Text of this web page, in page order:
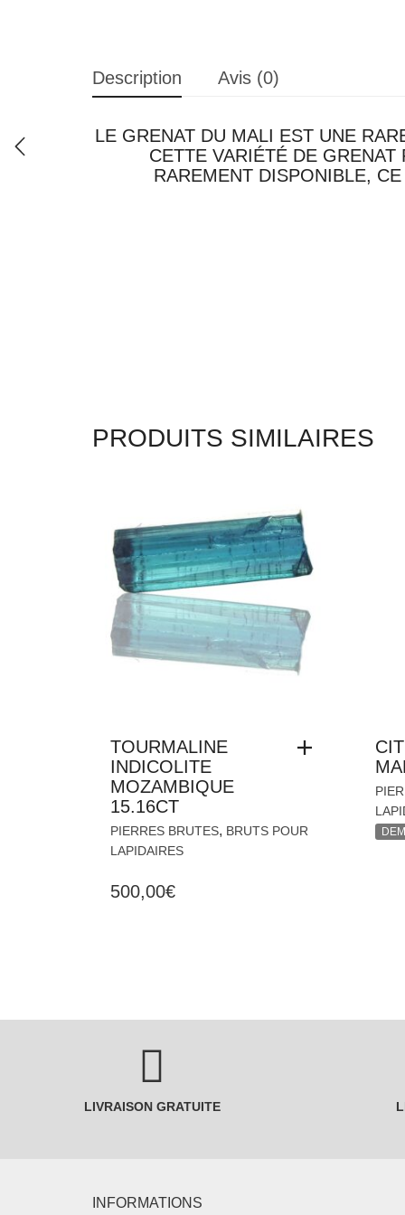
Description Avis (0)
LE GRENAT DU MALI EST UNE
CETTE VARIÉTÉ DE
RAREMENT DISPONIBLE,
PRODUITS SIMILAIRES
TOURMALINE
INDICOLITE
MOZAMBIQUE
15.16CT
PIERRES BRUTES, BRUTS POUR
LAPIDAIRES
500,00€
LIVRAISON GRATUITE
INFORMATIONS